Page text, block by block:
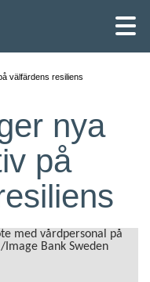
välfärdens resiliens
nya
på